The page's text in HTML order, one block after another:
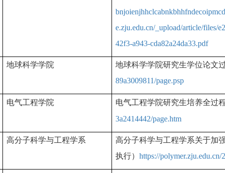
e.zju.edu.cn/_upload/article/files/
42f3-a943-cda82a24da33.pdf
地球科学学院 地球科学学院研究生学位论文
89a3009811/page.psp
电气工程学院 电气工程学院研究生培养全过
3a2414442/page.htm
高分子科学与工程学系 高分子科学与工程学系关于加
执行） https://polymer.zju.edu.cn/